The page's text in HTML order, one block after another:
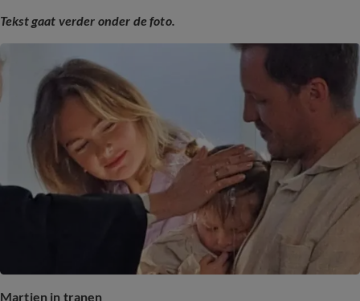
Tekst gaat verder onder de foto.
Martien in tranen